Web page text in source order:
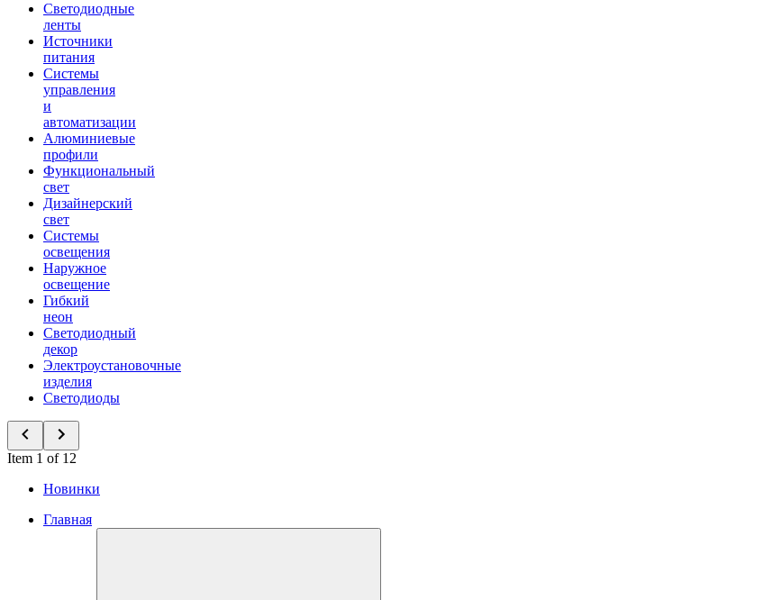
Светодиодные
ленты
Источники
питания
Системы
управления
и
автоматизации
Алюминиевые
профили
Функциональный
свет
Дизайнерский
свет
Системы
освещения
Наружное
освещение
Гибкий
неон
Светодиодный
декор
Электроустановочные
изделия
Светодиоды
Item 1 of 12
Новинки
Главная